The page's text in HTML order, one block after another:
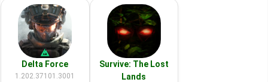
Delta Force
1.202.37101.3001
Survive: The Lost
Lands